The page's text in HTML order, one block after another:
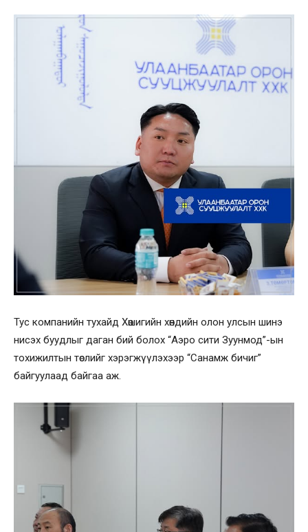
Тус компанийн тухайд Хөшигийн хөндийн олон улсын шинэ
нисэх буудлыг даган бий болох “Аэро сити Зуунмод”-ын
тохижилтын төслийг хэрэгжүүлэхээр “Санамж бичиг”
байгуулаад байгаа аж.